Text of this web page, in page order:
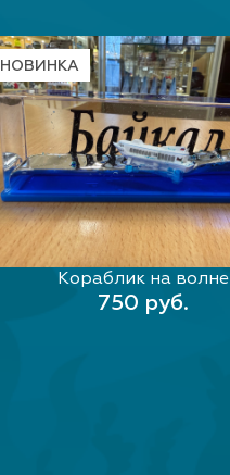
НОВИНКА
В КОРЗИНУ
Кораблик на волне
750 руб.